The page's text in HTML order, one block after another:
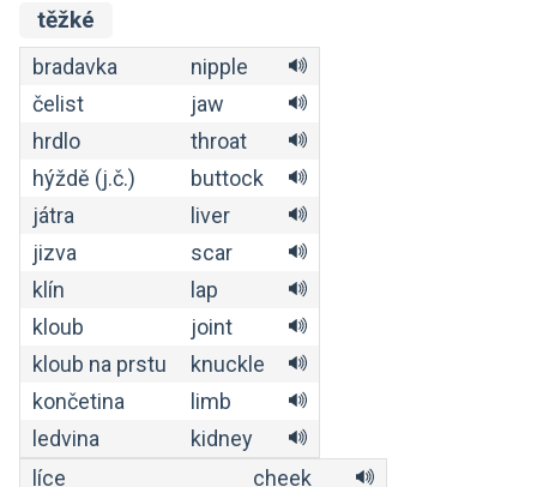
těžké
bradavka
nipple
čelist
jaw
hrdlo
throat
hýždě (j.č.)
buttock
játra
liver
jizva
scar
klín
lap
kloub
joint
kloub na prstu
knuckle
končetina
limb
ledvina
kidney
líce
cheek